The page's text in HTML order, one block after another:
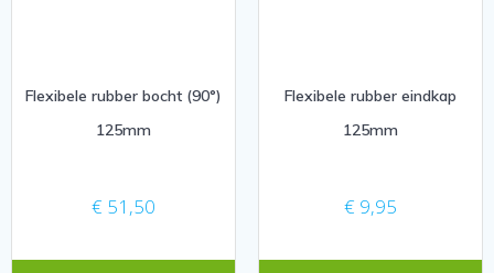
Flexibele rubber bocht (90°)
125mm
€ 51,50
Flexibele rubber eindkap
125mm
€ 9,95